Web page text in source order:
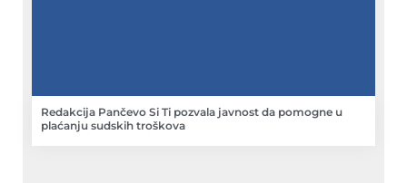
Redakcija Pančevo Si Ti pozvala javnost da pomogne u
plaćanju sudskih troškova